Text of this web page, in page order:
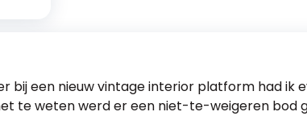
bij een nieuw vintage interior platform had ik
te weten werd er een niet-te-weigeren bod